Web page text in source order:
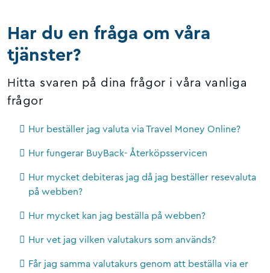
Har du en fråga om våra
tjänster?
Hitta svaren på dina frågor i våra vanliga
frågor
Hur beställer jag valuta via Travel Money Online?
Hur fungerar BuyBack- Återköpsservicen
Hur mycket debiteras jag då jag beställer resevaluta
på webben?
Hur mycket kan jag beställa på webben?
Hur vet jag vilken valutakurs som används?
Får jag samma valutakurs genom att beställa via er